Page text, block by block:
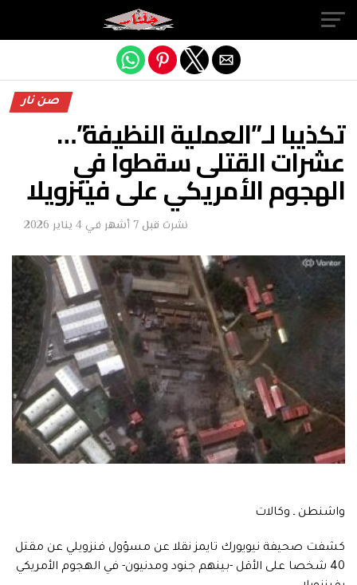
صن نار
تكذيبا لـ”العملية النظيفة”…
عشرات القتلى سقطوا في
الهجوم الأمريكي على فينزويلا
نشرت قبل 7 أشهر في 4 يناير 2026
واشنطن ـ وكالات
كشفت صحيفة نيويورك تايمز نقلا عن مسؤول فنزويلي عن مقتل
40 شخصا على الأقل -بينهم جنود ومدنيون- في الهجوم الأمريكي
Exit mobile version